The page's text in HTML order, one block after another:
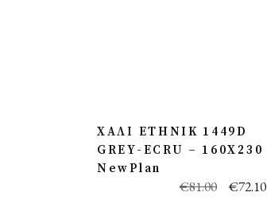
ΧΑΛΙ ETHNIK 1449D
GREY-ECRU – 160X230
NewPlan
€81.00 €72.10